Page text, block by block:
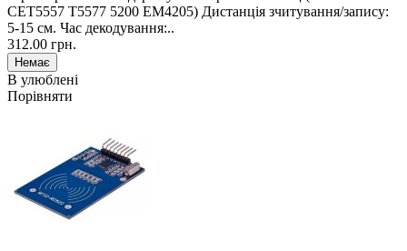
CET5557 T5577 5200 EM4205) Дистанція зчитування/запису:
5-15 см. Час декодування:..
312.00 грн.
В улюблені
Порівняти